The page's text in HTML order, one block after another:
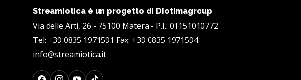
Streamiotica è un progetto di Diotimagroup
Via delle Arti, 26 - 75100 Matera - P.I.: 01151010772
Tel: +39 0835 1971591 Fax: +39 0835 1971594
info@streamiotica.it